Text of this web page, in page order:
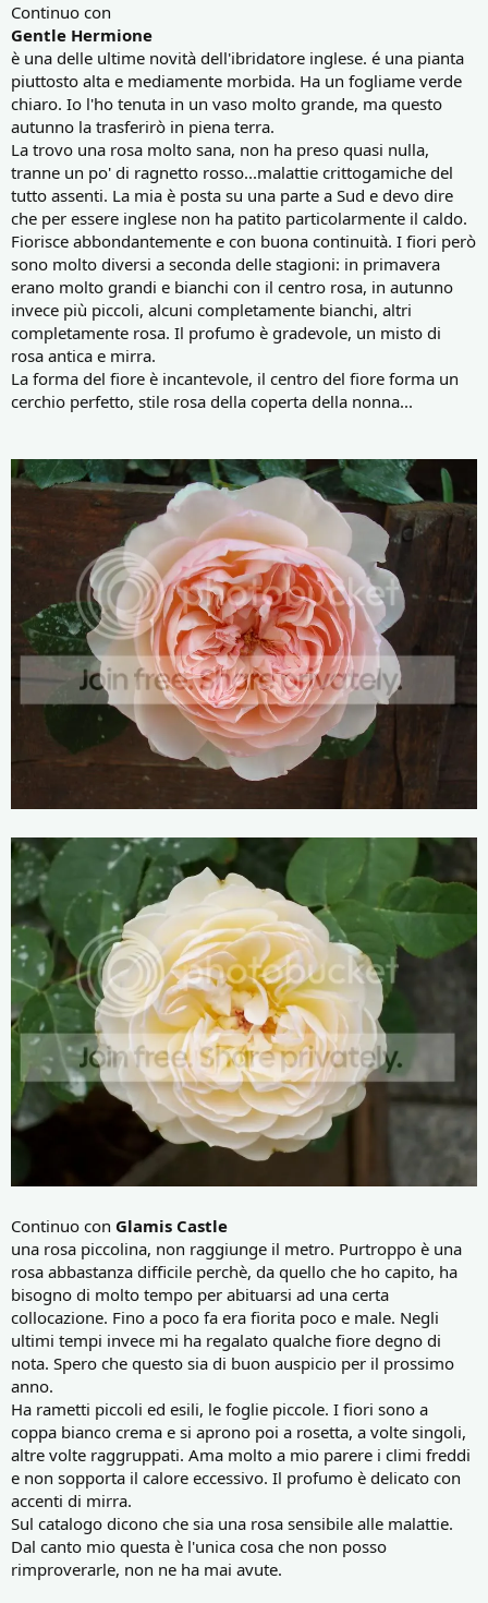
Continuo con
Gentle Hermione
è una delle ultime novità dell'ibridatore inglese. é una pianta
piuttosto alta e mediamente morbida. Ha un fogliame verde
chiaro. Io l'ho tenuta in un vaso molto grande, ma questo
autunno la trasferirò in piena terra.
La trovo una rosa molto sana, non ha preso quasi nulla,
tranne un po' di ragnetto rosso...malattie crittogamiche del
tutto assenti. La mia è posta su una parte a Sud e devo dire
che per essere inglese non ha patito particolarmente il caldo.
Fiorisce abbondantemente e con buona continuità. I fiori però
sono molto diversi a seconda delle stagioni: in primavera
erano molto grandi e bianchi con il centro rosa, in autunno
invece più piccoli, alcuni completamente bianchi, altri
completamente rosa. Il profumo è gradevole, un misto di
rosa antica e mirra.
La forma del fiore è incantevole, il centro del fiore forma un
cerchio perfetto, stile rosa della coperta della nonna...
Continuo con Glamis Castle
una rosa piccolina, non raggiunge il metro. Purtroppo è una
rosa abbastanza difficile perchè, da quello che ho capito, ha
bisogno di molto tempo per abituarsi ad una certa
collocazione. Fino a poco fa era fiorita poco e male. Negli
ultimi tempi invece mi ha regalato qualche fiore degno di
nota. Spero che questo sia di buon auspicio per il prossimo
anno.
Ha rametti piccoli ed esili, le foglie piccole. I fiori sono a
coppa bianco crema e si aprono poi a rosetta, a volte singoli,
altre volte raggruppati. Ama molto a mio parere i climi freddi
e non sopporta il calore eccessivo. Il profumo è delicato con
accenti di mirra.
Sul catalogo dicono che sia una rosa sensibile alle malattie.
Dal canto mio questa è l'unica cosa che non posso
rimproverarle, non ne ha mai avute.